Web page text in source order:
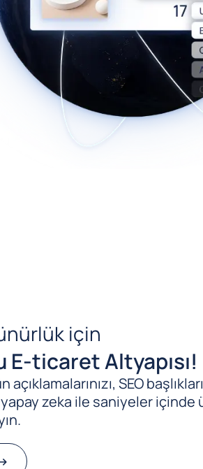
için
E-ticaret Altyapısı!
açıklamalarınızı, SEO
zeka ile saniyeler içinde